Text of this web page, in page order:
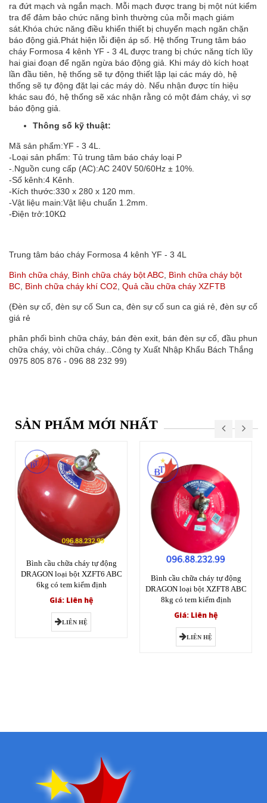
ra đứt mạch và ngắn mạch. Mỗi mạch được trang bị một nút kiểm
tra để đảm bảo chức năng bình thường của mỗi mạch giám
sát.Khóa chức năng điều khiển thiết bị chuyển mạch ngăn chặn
báo động giả.Phát hiện lỗi điện áp số. Hệ thống Trung tâm báo
cháy Formosa 4 kênh YF - 3 4L được trang bị chức năng tích lũy
hai giai đoạn để ngăn ngừa báo động giả. Khi máy dò kích hoạt
lần đầu tiên, hệ thống sẽ tự động thiết lập lại các máy dò, hệ
thống sẽ tự động đặt lại các máy dò. Nếu nhận được tín hiệu
khác sau đó, hệ thống sẽ xác nhận rằng có một đám cháy, vì sợ
báo động giả.
Thông số kỹ thuật:
Mã sản phẩm:YF - 3 4L.
-Loại sản phẩm: Tủ trung tâm báo cháy loại P
-.Nguồn cung cấp (AC):AC 240V 50/60Hz ± 10%.
-Số kênh:4 Kênh.
-Kích thước:330 x 280 x 120 mm.
-Vật liệu main:Vật liệu chuẩn 1.2mm.
-Điện trở:10KΩ
Trung tâm báo cháy Formosa 4 kênh YF - 3 4L
Bình chữa cháy, Bình chữa cháy bột ABC Bình chữa cháy bột
BC Bình chữa cháy khí CO2 Quả cầu chữa cháy XZFTB
(Đèn sự cố, đèn sự cố Sun ca, đèn sự cố sun ca giá rẻ, đèn sự cố
giá rẻ
phân phối bình chữa cháy, bán đèn exit, bán đèn sự cố, đầu phun
chữa cháy, vòi chữa cháy...Công ty Xuất Nhập Khẩu Bách Thắng
0975 805 876 - 096 88 232 99)
SẢN PHẨM MỚI NHẤT
Bình cầu chữa cháy tự động
DRAGON loại bột XZFT6 ABC
6kg có tem kiểm định
Giá: Liên hệ
LIÊN HỆ
Bình cầu chữa cháy tự động
DRAGON loại bột XZFT8 ABC
8kg có tem kiểm định
Giá: Liên hệ
LIÊN HỆ